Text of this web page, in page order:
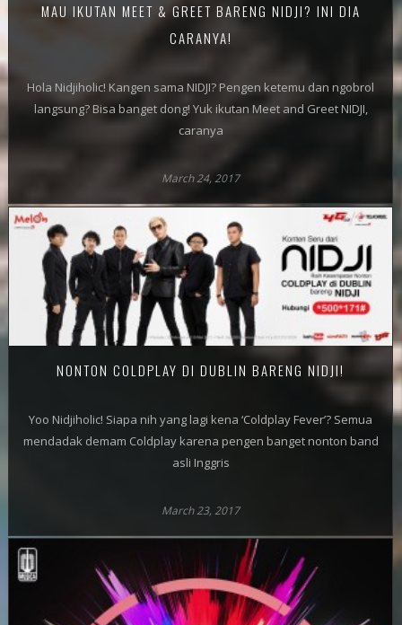
MAU IKUTAN MEET & GREET BARENG NIDJI? INI DIA
CARANYA!
Hola Nidjiholic! Kangen sama NIDJI? Pengen ketemu dan ngobrol
langsung? Bisa banget dong! Yuk ikutan Meet and Greet NIDJI,
caranya
March 24, 2017
NONTON COLDPLAY DI DUBLIN BARENG NIDJI!
Yoo Nidjiholic! Siapa nih yang lagi kena ‘Coldplay Fever’? Semua
mendadak demam Coldplay karena pengen banget nonton band
asli Inggris
March 23, 2017